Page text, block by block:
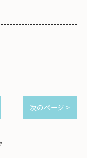
次のページ >